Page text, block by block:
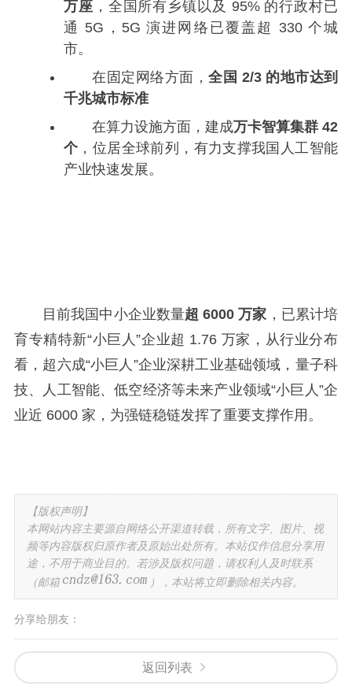
万座 ，全国所有乡镇以及 95% 的行政村已
通 5G，5G 演进网络已覆盖超 330 个城
市。
在固定网络方面， 全国 2/3 的地市达到
千兆城市标准
在算力设施方面，建成万卡智算集群 42
个 ，位居全球前列，有力支撑我国人工智能
产业快速发展。
目前我国中小企业数量超 6000 万家 ，已累计培
育专精特新“小巨人”企业超 1.76 万家，从行业分布
看，超六成“小巨人”企业深耕工业基础领域，量子科
技、人工智能、低空经济等未来产业领域“小巨人”企
业近 6000 家，为强链稳链发挥了重要支撑作用。
【版权声明】
本网站内容主要源自网络公开渠道转载，所有文字、图片、视
频等内容版权归原作者及原始出处所有。本站仅作信息分享用
途，不用于商业目的。若涉及版权问题，请权利人及时联系
（邮箱
），本站将立即删除相关内容。
分享给朋友：
返回列表